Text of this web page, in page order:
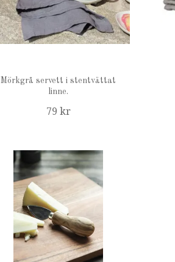
Mörkgrå servett i stentvättat
linne.
79 kr